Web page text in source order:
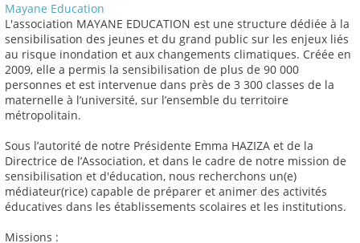
Mayane Education
L'association MAYANE EDUCATION est une structure dédiée à la
sensibilisation des jeunes et du grand public sur les enjeux liés
au risque inondation et aux changements climatiques. Créée en
2009, elle a permis la sensibilisation de plus de 90 000
personnes et est intervenue dans près de 3 300 classes de la
maternelle à l’université, sur l’ensemble du territoire
métropolitain.
Sous l’autorité de notre Présidente Emma HAZIZA et de la
Directrice de l’Association, et dans le cadre de notre mission de
sensibilisation et d'éducation, nous recherchons un(e)
médiateur(rice) capable de préparer et animer des activités
éducatives dans les établissements scolaires et les institutions.
Missions :